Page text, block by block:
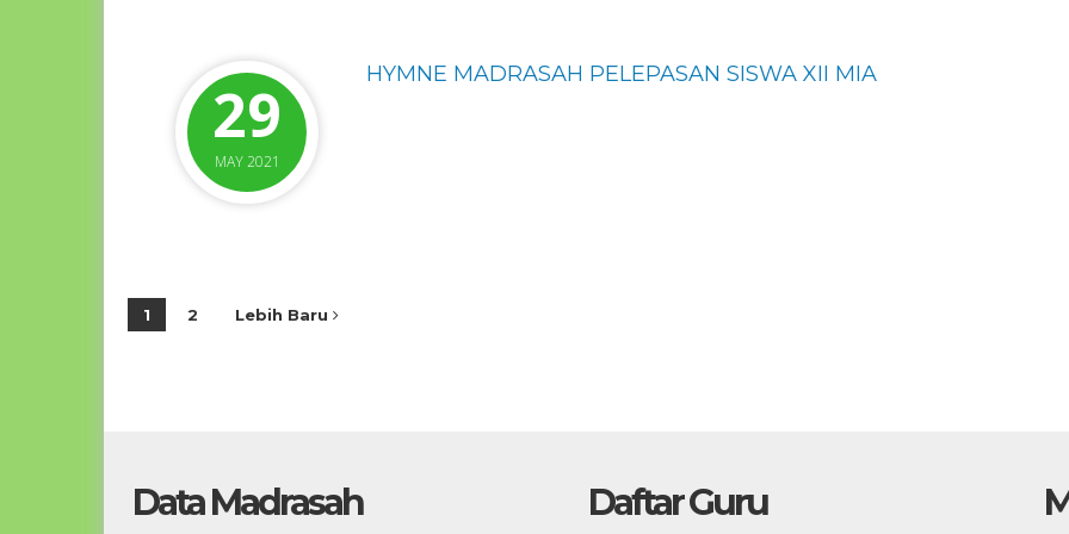
29
MAY 2021
HYMNE MADRASAH PELEPASAN SISWA XII MIA
1 2 Lebih Baru
Data Madrasah Daftar Guru